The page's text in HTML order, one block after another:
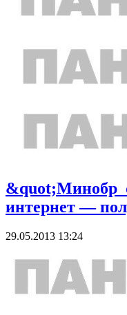
интернет —
29.05.2013 13:24